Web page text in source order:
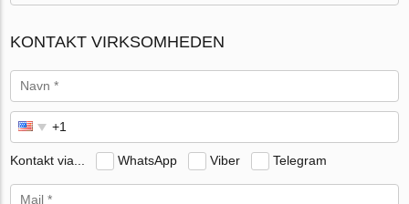
KONTAKT VIRKSOMHEDEN
Kontakt via... WhatsApp Viber Telegram